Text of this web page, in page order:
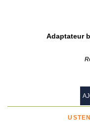
Adaptateur